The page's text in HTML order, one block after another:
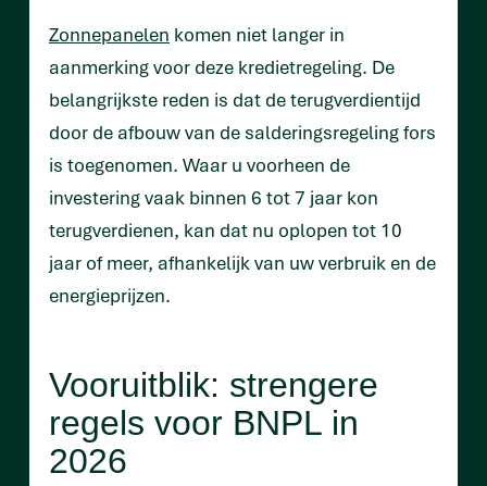
Zonnepanelen komen niet langer in
aanmerking voor deze kredietregeling. De
belangrijkste reden is dat de terugverdientijd
door de afbouw van de salderingsregeling fors
is toegenomen. Waar u voorheen de
investering vaak binnen 6 tot 7 jaar kon
terugverdienen, kan dat nu oplopen tot 10
jaar of meer, afhankelijk van uw verbruik en de
energieprijzen.
Vooruitblik: strengere
regels voor BNPL in
2026